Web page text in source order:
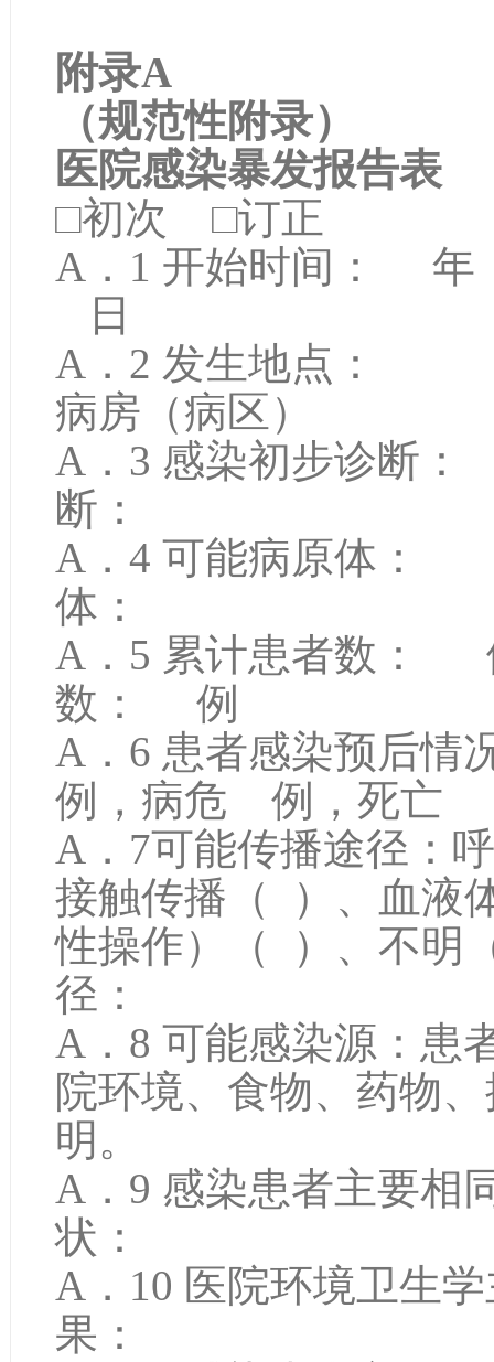
附录A
（规范性附录）
医院感染暴发报告表
□初次 □订正
A．1 开始时间
日
A．2 发生地点
病房（病区）
A．3 感染初步诊
断：
A．4 可能病原
体：
A．5 累计患者数
数： 例
A．6 患者感染预后
例，病危 例，死亡
A．7可能传播途径：
接触传播（ ）、血液
性操作）（ ）、
径：
A．8 可能感染源：患
院环境、食物、药物
明。 *
A．9 感染患者主要相
状
A．10 医院环境卫生
果